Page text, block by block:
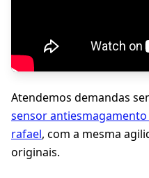
Atendemos demandas
sensor
rafael, com a mesma
originais.